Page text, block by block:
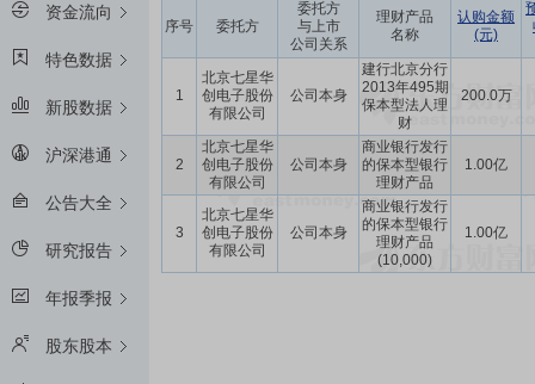
资金流向
特色数据
新股数据
沪深港通
公告大全
研究报告
年报季报
股东股本
序号 委托方
委托方
与上市
公司关系
理财产品
名称
认购金额
(元)
1
北京七星华
创电子股份
有限公司
公司本身
建行北京分行
2013年495期
保本型法人理
财
200.0万
2
北京七星华
创电子股份
有限公司
公司本身
商业银行发行
的保本型银行
理财产品
1.00亿
3
北京七星华
创电子股份
有限公司
公司本身
商业银行发行
的保本型银行
理财产品
(10,000)
1.00亿